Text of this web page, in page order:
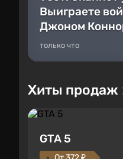
Выиграете
Джоном
только что
Хиты продаж
GTA 5